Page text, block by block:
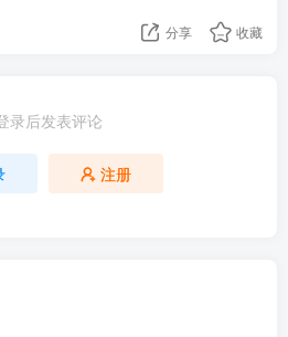
分享 收藏
录后发表评论
注册